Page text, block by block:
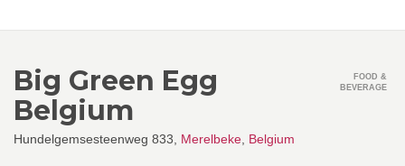
Big Green Egg
Belgium
Hundelgemsesteenweg 833, Merelbeke Belgium
FOOD &
BEVERAGE